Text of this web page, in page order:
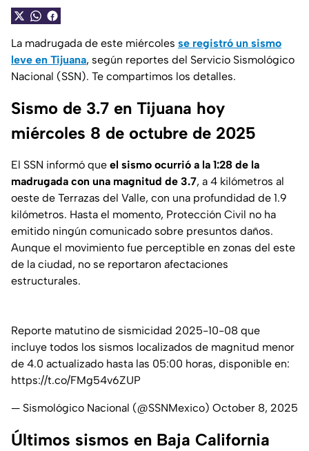
La madrugada de este miércoles se registró un sismo
leve en Tijuana, según reportes del Servicio Sismológico
Nacional (SSN). Te compartimos los detalles.
Sismo de 3.7 en Tijuana hoy
miércoles 8 de octubre de 2025
El SSN informó que el sismo ocurrió a la 1:28 de la
madrugada con una magnitud de 3.7, a 4 kilómetros al
oeste de Terrazas del Valle, con una profundidad de 1.9
kilómetros. Hasta el momento, Protección Civil no ha
emitido ningún comunicado sobre presuntos daños.
Aunque el movimiento fue perceptible en zonas del este
de la ciudad, no se reportaron afectaciones
estructurales.
Reporte matutino de sismicidad 2025-10-08 que
incluye todos los sismos localizados de magnitud menor
de 4.0 actualizado hasta las 05:00 horas, disponible en:
https://t.co/FMg54v6ZUP
— Sismológico Nacional (@SSNMexico) October 8, 2025
Últimos sismos en Baja California